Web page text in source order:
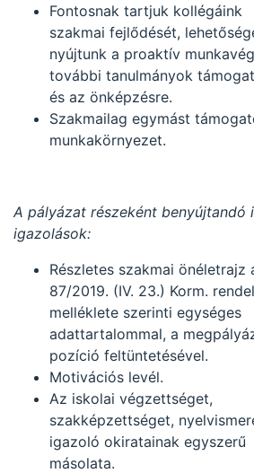
Fontosnak tartjuk kollégáink
szakmai fejlődését,
nyújtunk a proaktív
további tanulmányok
és az önképzésre.
Szakmailag egymást
munkakörnyezet.
A pályázat részeként benyújtandó
igazolások:
Részletes szakmai önéletrajz
87/2019. (IV. 23.) Korm.
melléklete szerinti egységes
adattartalommal, a
pozíció feltüntetésével.
Motivációs levél.
Az iskolai végzettséget,
szakképzettséget,
igazoló okiratainak egyszerű
másolata.